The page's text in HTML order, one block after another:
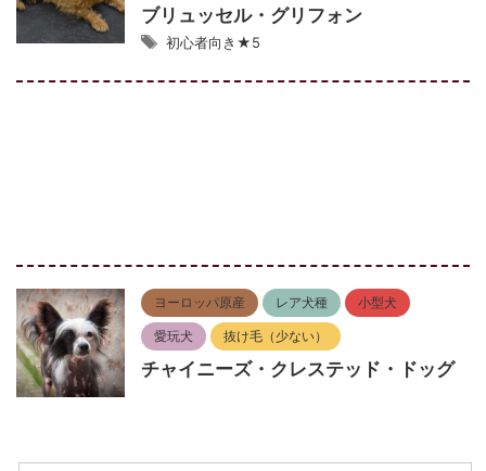
ブリュッセル・グリフォン
初心者向き★5
ヨーロッパ原産 レア犬種 小型犬
愛玩犬 抜け毛（少ない）
チャイニーズ・クレステッド・ドッグ